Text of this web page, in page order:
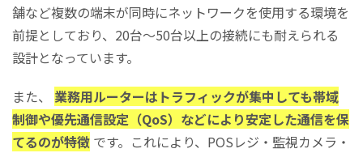
舗など複数の端末が同時にネットワークを使用する環境を
前提としており、20台〜50台以上の接続にも耐えられる
設計となっています。
また、 業務用ルーターはトラフィックが集中しても帯域
制御や優先通信設定（QoS）などにより安定した通信を保
てるのが特徴 です。これにより、POSレジ・監視カメラ・